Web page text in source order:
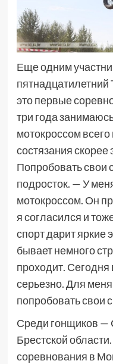
Еще одним
это первые
три года
мотокроссом
состязания скорее
Попробовать свои
подросток. — У
мотокроссом. Он
я согласился и
спорт дарит яркие
бывает немного
проходит. Сегодня
серьезно. Для
попробовать свои
Среди гонщиков —
Брестской
соревнования в